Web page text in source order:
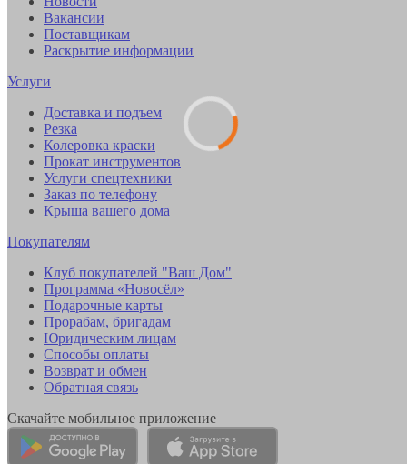
Вакансии
Поставщикам
Раскрытие информации
Услуги
Доставка и подъем
Резка
Колеровка краски
Прокат инструментов
Услуги спецтехники
Заказ по телефону
Крыша вашего дома
Покупателям
Клуб покупателей "Ваш Дом"
Программа «Новосёл»
Подарочные карты
Прорабам, бригадам
Юридическим лицам
Способы оплаты
Возврат и обмен
Обратная связь
Скачайте мобильное приложение